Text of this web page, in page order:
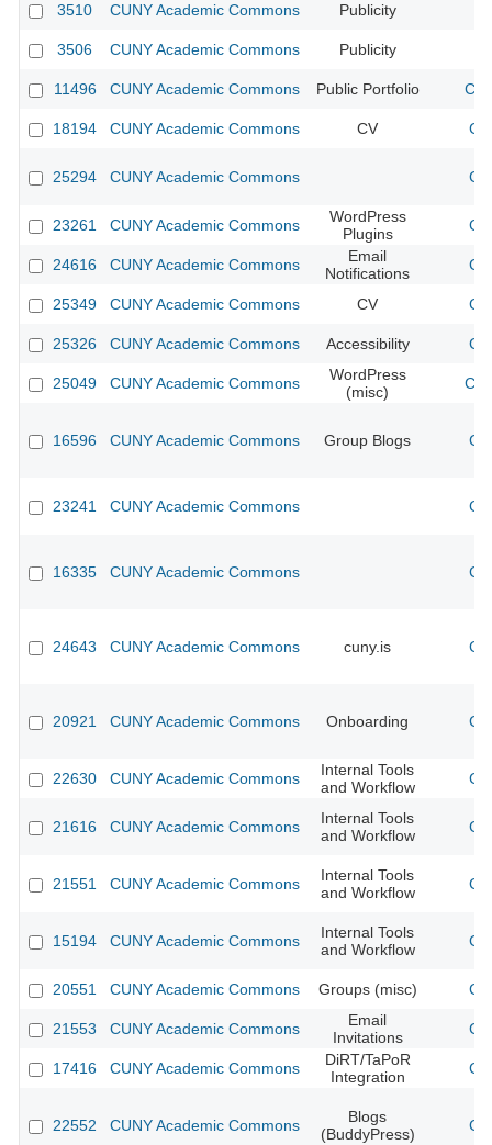
3510 CUNY Academic Commons Publicity
3506 CUNY Academic Commons Publicity
11496 CUNY Academic Commons Public Portfolio
18194 CUNY Academic Commons CV
25294 CUNY Academic Commons
23261 CUNY Academic Commons
WordPress
Plugins
24616 CUNY Academic Commons
Email
Notifications
25349 CUNY Academic Commons CV
25326 CUNY Academic Commons Accessibility
25049 CUNY Academic Commons
WordPress
(misc)
16596 CUNY Academic Commons Group Blogs
23241 CUNY Academic Commons
16335 CUNY Academic Commons
24643 CUNY Academic Commons cuny.is
20921 CUNY Academic Commons Onboarding
22630 CUNY Academic Commons
Internal Tools
and Workflow
21616 CUNY Academic Commons
Internal Tools
and Workflow
21551 CUNY Academic Commons
Internal Tools
and Workflow
15194 CUNY Academic Commons
Internal Tools
and Workflow
20551 CUNY Academic Commons Groups (misc)
21553 CUNY Academic Commons
Email
Invitations
17416 CUNY Academic Commons
DiRT/TaPoR
Integration
22552 CUNY Academic Commons
Blogs
(BuddyPress)